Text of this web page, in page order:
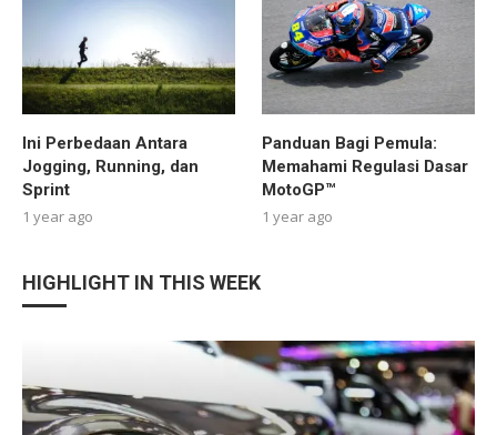
Ini Perbedaan Antara
Jogging, Running, dan
Sprint
1 year ago
Panduan Bagi Pemula:
Memahami Regulasi Dasar
MotoGP™
1 year ago
HIGHLIGHT IN THIS WEEK